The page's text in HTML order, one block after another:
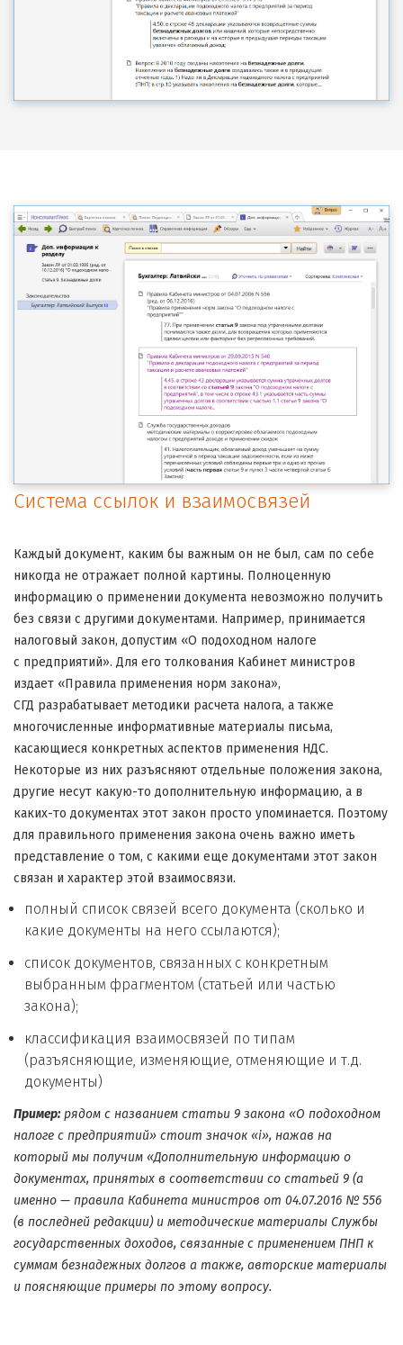
Система ссылок и взаимосвязей
Каждый документ, каким бы важным он не был, сам по себе
никогда не отражает полной картины. Полноценную
информацию о применении документа невозможно получить
без связи с другими документами. Например, принимается
налоговый закон, допустим «О подоходном налоге
с предприятий». Для его толкования Кабинет министров
издает «Правила применения норм закона»,
СГД разрабатывает методики расчета налога, а также
многочисленные информативные материалы письма,
касающиеся конкретных аспектов применения НДС.
Некоторые из них разъясняют отдельные положения закона,
другие несут какую-то дополнительную информацию, а в
каких-то документах этот закон просто упоминается. Поэтому
для правильного применения закона очень важно иметь
представление о том, с какими еще документами этот закон
связан и характер этой взаимосвязи.
полный список связей всего документа (сколько и
какие документы на него ссылаются);
список документов, связанных с конкретным
выбранным фрагментом (статьей или частью
закона);
классификация взаимосвязей по типам
(разъясняющие, изменяющие, отменяющие и т.д.
документы)
Пример:рядом с названием статьи 9 закона «О подоходном
налоге с предприятий» стоит значок «i», нажав на
который мы получим «Дополнительную информацию о
документах, принятых в соответствии со статьей 9 (а
именно — правила Кабинета министров от 04.07.2016 № 556
(в последней редакции) и методические материалы Службы
государственных доходов, связанные с применением ПНП к
суммам безнадежных долгов а также, авторские материалы
и поясняющие примеры по этому вопросу.